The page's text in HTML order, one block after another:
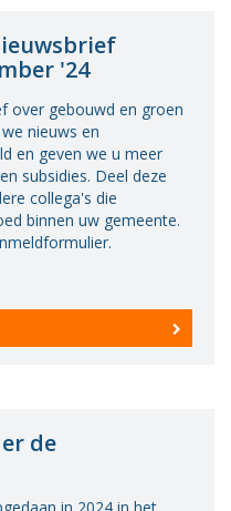
'24
over gebouwd en groen
nieuws en
en geven we u meer
subsidies. Deel deze
collega's die
binnen uw gemeente.
de